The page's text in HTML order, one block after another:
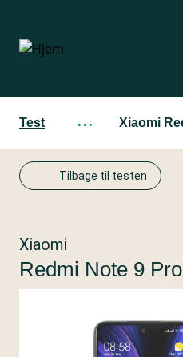
hovedindhold
Test ··· Xiaomi
Tilbage til testen
Xiaomi
Redmi Note 9 Pro